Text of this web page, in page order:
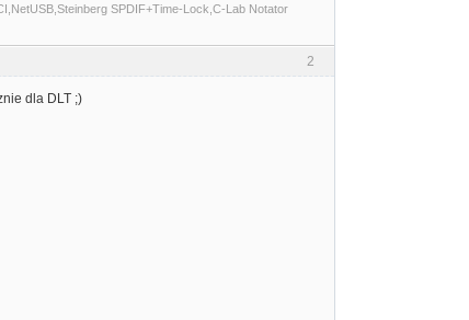
SPDIF+Time-Lock,C-Lab Notator
2
dla DLT ;)